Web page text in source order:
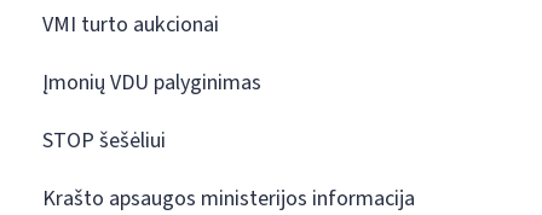
VMI turto aukcionai
Įmonių VDU palyginimas
STOP šešėliui
Krašto apsaugos ministerijos informacija